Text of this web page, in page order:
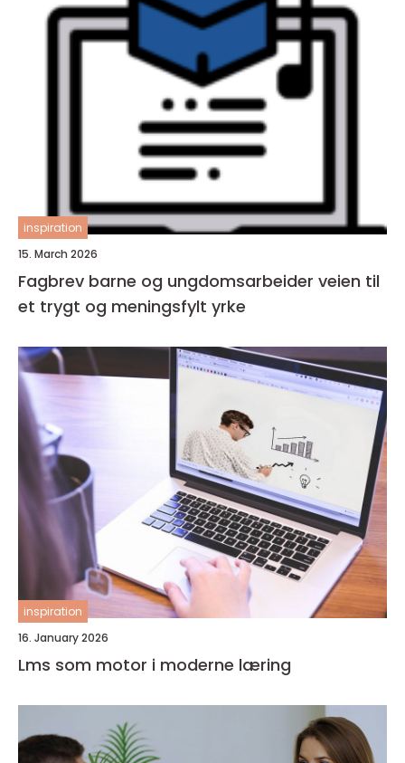
inspiration
15. March 2026
Fagbrev barne og ungdomsarbeider veien til
et trygt og meningsfylt yrke
inspiration
16. January 2026
Lms som motor i moderne læring